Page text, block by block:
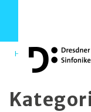
Home Kategorie